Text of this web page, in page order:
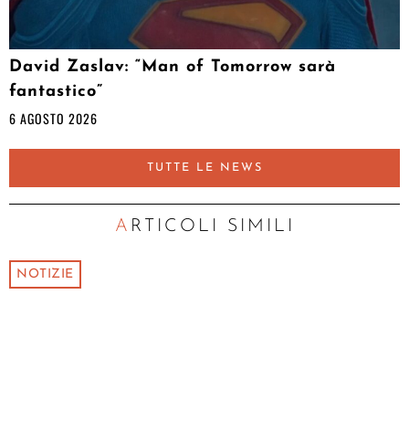
David Zaslav: “Man of Tomorrow sarà
fantastico”
6 AGOSTO 2026
TUTTE LE NEWS
ARTICOLI SIMILI
NOTIZIE